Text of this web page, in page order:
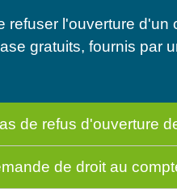
refuser l'ouverture
gratuits, fournis par
de refus d'ouverture
de droit au